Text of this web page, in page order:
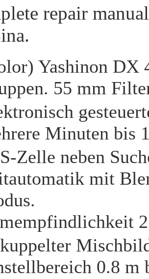
repair
Yashinon DX
55 mm
Minuten bis
Zelle neben
mit
0.8 m